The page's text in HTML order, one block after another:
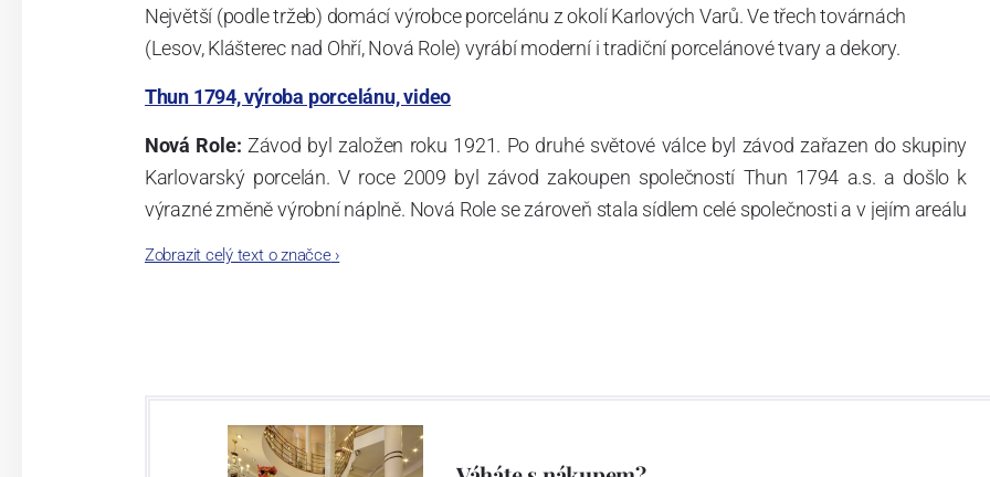
Největší (podle tržeb) domácí výrobce porcelánu z okolí Karlových Varů. Ve třech továrnách
(Lesov, Klášterec nad Ohří, Nová Role) vyrábí moderní i tradiční porcelánové tvary a dekory.
Thun 1794, výroba porcelánu, video
Nová Role: Závod byl založen roku 1921. Po druhé světové válce byl závod zařazen do skupiny
Karlovarský porcelán. V roce 2009 byl závod zakoupen společností Thun 1794 a.s. a došlo k
výrazné změně výrobní náplně. Nová Role se zároveň stala sídlem celé společnosti a v jejím areálu
Zobrazit celý text o značce›